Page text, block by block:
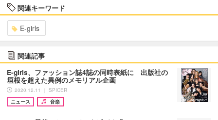
関連キーワード
E-girls
関連記事
E-girls、ファッション誌4誌の同時表紙に 出版社の
垣根を超えた異例のメモリアル企画
2020.12.11 ｜ SPICER
ニュース
音楽